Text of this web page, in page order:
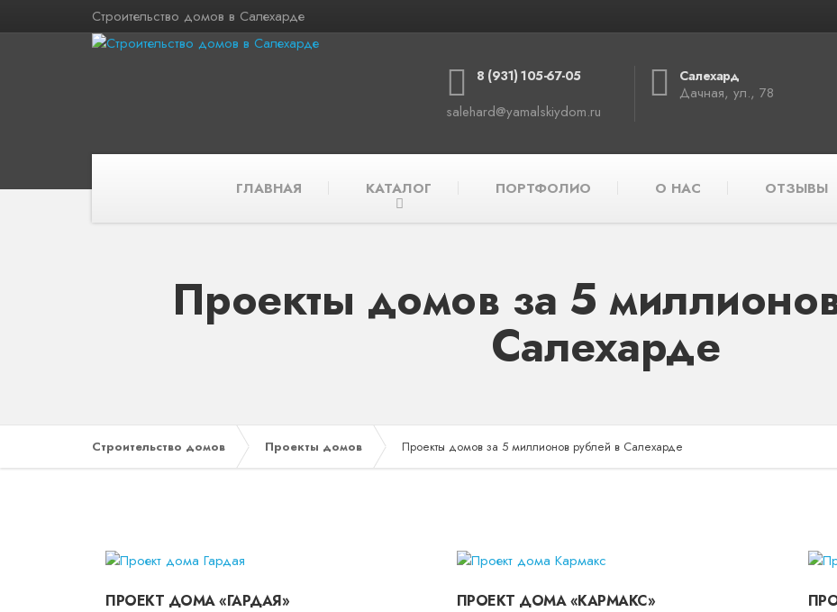
Строительство домов в Салехарде
8 (931) 105-67-05
salehard@yamalskiydom.ru
Салехард
Дачная, ул., 78
ГЛАВНАЯ КАТАЛОГ ПОРТФОЛИО О НАС ОТЗЫВЫ
Проекты домов за 5
Салехарде
Строительство домов Проекты домов Проекты домов за 5 миллионов рублей в Салехарде
ПРОЕКТ ДОМА «ГАРДАЯ» ПРОЕКТ ДОМА «КАРМАКС»